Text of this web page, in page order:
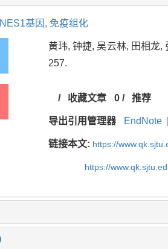
NES1基因, 免疫组化
黄玮, 钟捷, 吴云林, 田相龙,
257.
/ 收藏文章 0/ 推荐
导出引用管理器 EndNote
链接本文: https://
https://